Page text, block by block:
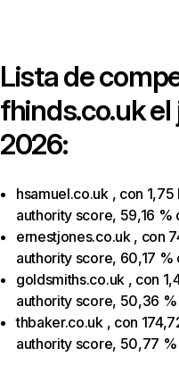
Lista de
fhinds.co.ukel
2026:
hsamuel.co.uk , con
authority score, 59,16 %
ernestjones.co.uk , con
authority score, 60,17
goldsmiths.co.uk , con
authority score, 50,36
thbaker.co.uk , con
authority score, 50,77